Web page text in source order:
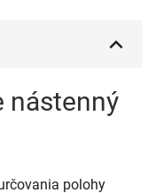
nástenný
polohy